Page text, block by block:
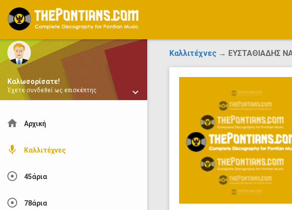
Καλωσορίσατε!
Έχετε συνδεθεί ως επισκέπτης keyboard_arrow_down
home Αρχική
mic Καλλιτέχνες
adjust 45άρια
adjust 78άρια
Καλλιτέχνες → ΕΥΣΤΑΘΙΑΔΗΣ